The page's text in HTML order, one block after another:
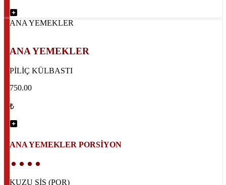
ANA YEMEKLER
ANA YEMEKLER
PİLİÇ KÜLBASTI
750.00
₺
ANA YEMEKLER PORSİYON
KUZU ŞİŞ (POR)